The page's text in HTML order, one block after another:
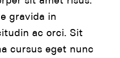
gravida in
ac orci. Sit
cursus eget nunc